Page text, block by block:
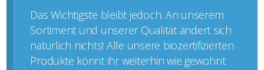
Das Wichtigste bleibt jedoch. An unserem
Sortiment und unserer Qualität ändert sich
natürlich nichts! Alle unsere biozertifizierten
Produkte könnt ihr weiterhin wie gewohnt